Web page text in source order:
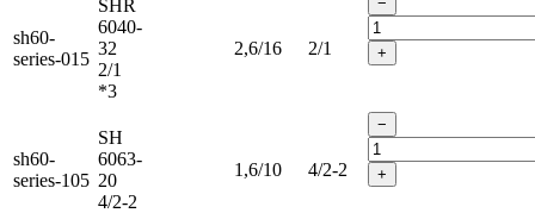
sh60-
series-015
SHR
6040-
32
2/1
*3
2,6/16 2/1 +
sh60-
series-105
SH
6063-
20
4/2-2
1,6/10 4/2-2
−
+